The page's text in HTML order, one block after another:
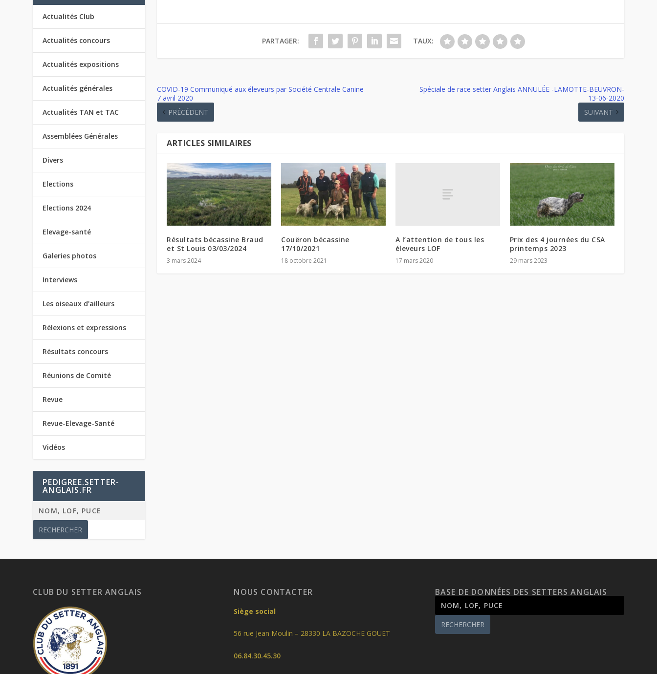
PARTAGER: TAUX:
COVID-19 Communiqué aux éleveurs par Société Centrale Canine
7 avril 2020
PRÉCÉDENT
Spéciale de race setter Anglais ANNULÉE -LAMOTTE-BEUVRON-
13-06-2020
SUIVANT
ARTICLES SIMILAIRES
Résultats bécassine Braud
et St Louis 03/03/2024
3 mars 2024
Couëron bécassine
17/10/2021
18 octobre 2021
A l’attention de tous les
éleveurs LOF
17 mars 2020
Prix des 4 journées du CSA
printemps 2023
29 mars 2023
Actualités Club
Actualités concours
Actualités expositions
Actualités générales
Actualités TAN et TAC
Assemblées Générales
Divers
Elections
Elections 2024
Elevage-santé
Galeries photos
Interviews
Les oiseaux d'ailleurs
Rélexions et expressions
Résultats concours
Réunions de Comité
Revue
Revue-Elevage-Santé
Vidéos
PEDIGREE.SETTER-
ANGLAIS.FR
CLUB DU SETTER ANGLAIS NOUS CONTACTER
Siège social
56 rue Jean Moulin – 28330 LA BAZOCHE GOUET
06.84.30.45.30
BASE DE DONNÉES DES SETTERS ANGLAIS